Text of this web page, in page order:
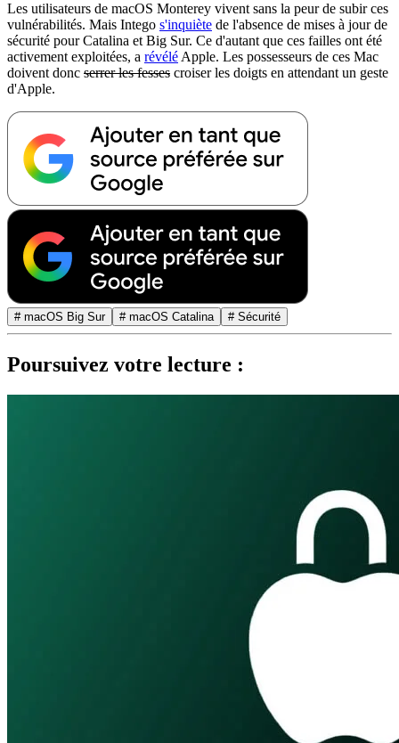
Les utilisateurs de macOS Monterey vivent sans la peur de subir ces
vulnérabilités. Mais Intego s'inquiète de l'absence de mises à jour de
sécurité pour Catalina et Big Sur. Ce d'autant que ces failles ont été
activement exploitées, a révélé Apple. Les possesseurs de ces Mac
doivent donc serrer les fesses croiser les doigts en attendant un geste
d'Apple.
# macOS Big Sur # macOS Catalina # Sécurité
Poursuivez votre lecture :